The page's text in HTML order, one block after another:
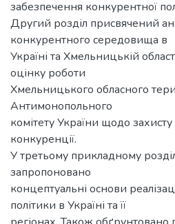
забезпечення конкурентної
Другий розділ присвячений
конкурентного середовища в
Україні та Хмельницькій
оцінку роботи
Хмельницького обласного
Антимонопольного
комітету України щодо
конкуренції.
У третьому прикладному
запропоновано
концептуальні основи
політики в Україні та її